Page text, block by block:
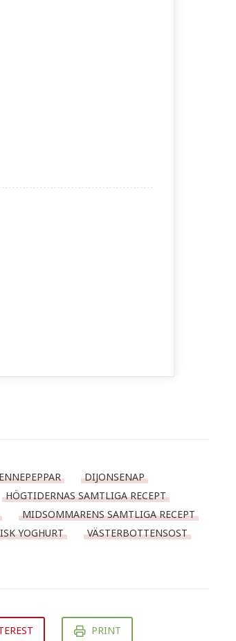
DIJONSENAP
HÖGTIDERNAS SAMTLIGA RECEPT
MIDSOMMARENS SAMTLIGA RECEPT
YOGHURT
VÄSTERBOTTENSOST
PRINT